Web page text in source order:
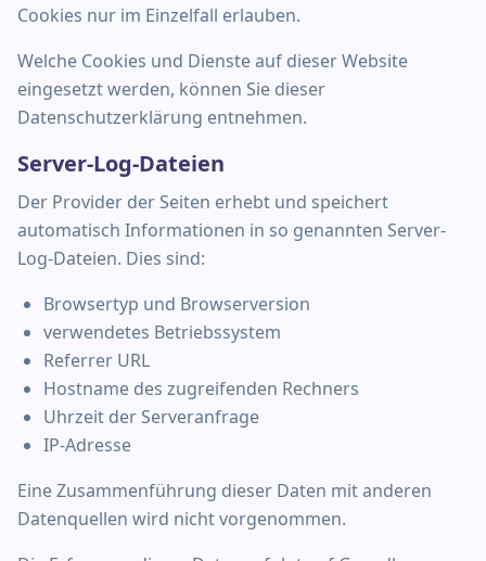
Cookies nur im Einzelfall erlauben.
Welche Cookies und Dienste auf dieser Website
eingesetzt werden, können Sie dieser
Datenschutzerklärung entnehmen.
Server-Log-Dateien
Der Provider der Seiten erhebt und speichert
automatisch Informationen in so genannten Server-
Log-Dateien. Dies sind:
Browsertyp und Browserversion
verwendetes Betriebssystem
Referrer URL
Hostname des zugreifenden Rechners
Uhrzeit der Serveranfrage
IP-Adresse
Eine Zusammenführung dieser Daten mit anderen
Datenquellen wird nicht vorgenommen.